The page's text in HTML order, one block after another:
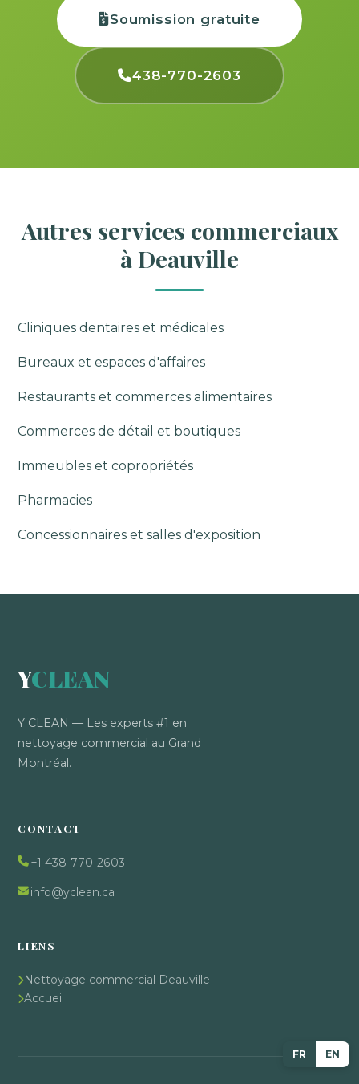
FR EN
Soumission gratuite
438-770-2603
Autres services commerciaux
à Deauville
Cliniques dentaires et médicales
Bureaux et espaces d'affaires
Restaurants et commerces alimentaires
Commerces de détail et boutiques
Immeubles et copropriétés
Pharmacies
Concessionnaires et salles d'exposition
YCLEAN
Y CLEAN — Les experts #1 en
nettoyage commercial au Grand
Montréal.
CONTACT
+1 438-770-2603
info@yclean.ca
LIENS
Nettoyage commercial Deauville
Accueil